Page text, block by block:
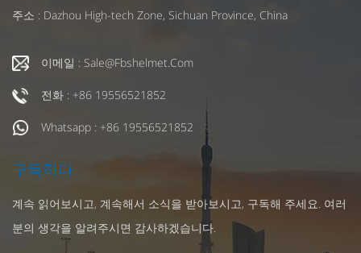
주소 : Dazhou High-tech Zone, Sichuan Province, China
이메일 : Sale@fbshelmet.com
전화 : +86 19556521852
Whatsapp : +86 19556521852
구독하다
계속 읽어보시고, 계속해서 소식을 받아보시고, 구독해 주세요. 여러
분의 생각을 알려주시면 감사하겠습니다.